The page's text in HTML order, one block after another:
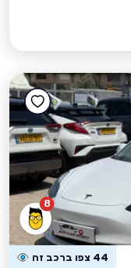
8
44 צפו ברכב זה